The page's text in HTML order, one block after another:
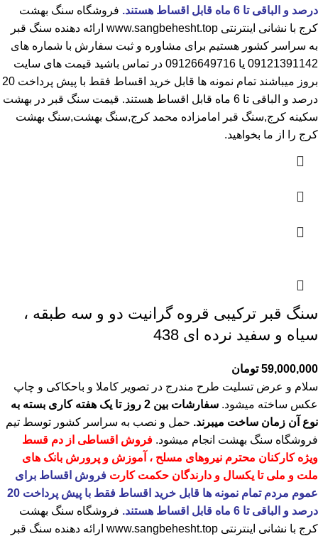
درصد و الباقی تا 6 ماه قابل اقساط هستند.
فروشگاه سنگ بهشت
کرج با نشانی اینترنتی www.sangbehesht.top ارائه دهنده سنگ قبر
به سراسر کشور هستیم برای مشاوره و ثبت سفارش با شماره های
09121391142 یا 09126649716 در تماس باشید قیمت های سایت
بروز میباشند تمام نمونه ها قابل خرید اقساط فقط با پیش پرداخت 20
درصد و الباقی تا 6 ماه قابل اقساط هستند.
قیمت سنگ قبر در بهشت
سکینه کرج,سنگ قبر امامزاده محمد کرج,سنگ بهشت,سنگ بهشت
کرج را از ما بخواهید.
سنگ قبر ترکیبی قروه گرانیت دو و سه طبقه ،
سیاه و سفید نرده ای 438
59,000,000 تومان
سلام و عرض تسلیت طرح مندرج در تصویر کاملا و باحکاکی و چاپ
عکس ساخته میشود.
سفارشات بین 2 روز تا یک هفته کاری بسته به
نوع آن زمان ساخت میبرند. حمل و نصب به سراسر کشور توسط تیم
فروشگاه سنگ بهشت انجام میشود. فروش اقساطی از دم قسط
ویژه کارکنان محترم نیروهای مسلح ، آموزش و پرورش بانک های
ملت و ملی تا یکسال و دارندگان حکمت کارت فروش اقساط برای
عموم مردم تمام نمونه ها قابل خرید اقساط فقط با پیش پرداخت 20
درصد و الباقی تا 6 ماه قابل اقساط هستند.
فروشگاه سنگ بهشت
کرج با نشانی اینترنتی www.sangbehesht.top ارائه دهنده سنگ قبر